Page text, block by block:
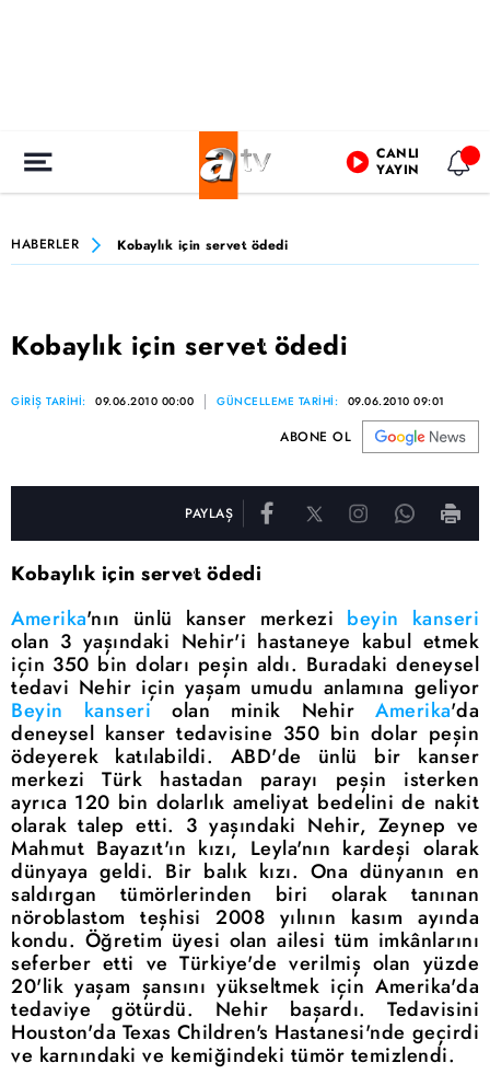
CANLI
YAYIN
HABERLER Kobaylık için servet ödedi
Kobaylık için servet ödedi
GİRİŞ TARİHİ: 09.06.2010 00:00 GÜNCELLEME TARİHİ: 09.06.2010 09:01
ABONE OL
PAYLAŞ
Kobaylık için servet ödedi
Amerika'nın ünlü kanser merkezi beyin kanseri
olan 3 yaşındaki Nehir'i hastaneye kabul etmek
için 350 bin doları peşin aldı. Buradaki deneysel
tedavi Nehir için yaşam umudu anlamına geliyor
Beyin kanseriolan minik Nehir Amerika'da
deneysel kanser tedavisine 350 bin dolar peşin
ödeyerek katılabildi. ABD'de ünlü bir kanser
merkezi Türk hastadan parayı peşin isterken
ayrıca 120 bin dolarlık ameliyat bedelini de nakit
olarak talep etti. 3 yaşındaki Nehir, Zeynep ve
Mahmut Bayazıt'ın kızı, Leyla'nın kardeşi olarak
dünyaya geldi. Bir balık kızı. Ona dünyanın en
saldırgan tümörlerinden biri olarak tanınan
nöroblastom teşhisi 2008 yılının kasım ayında
kondu. Öğretim üyesi olan ailesi tüm imkânlarını
seferber etti veTürkiye'de verilmiş olan yüzde
20'lik yaşam şansını yükseltmek için Amerika'da
tedaviye götürdü. Nehir başardı. Tedavisini
Houston'da Texas Children's Hastanesi'nde geçirdi
ve karnındaki ve kemiğindeki tümör temizlendi.